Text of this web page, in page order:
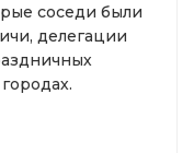
соседи были
делегации